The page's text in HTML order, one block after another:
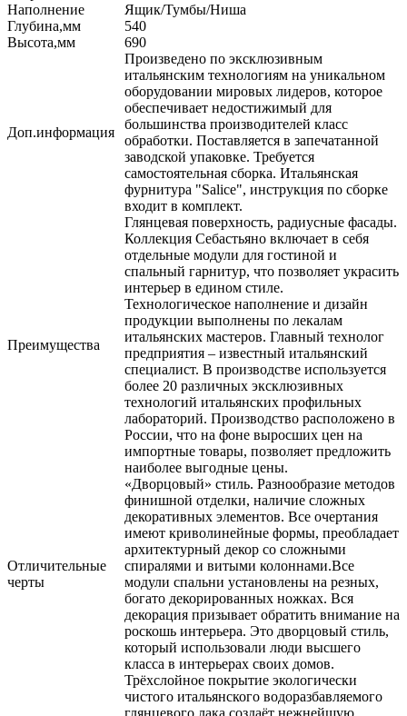
Наполнение
Ящик/Тумбы/Ниша
Глубина,мм
540
Высота,мм
690
Доп.информация
Произведено по эксклюзивным
итальянским технологиям на уникальном
оборудовании мировых лидеров, которое
обеспечивает недостижимый для
большинства производителей класс
обработки. Поставляется в запечатанной
заводской упаковке. Требуется
самостоятельная сборка. Итальянская
фурнитура "Salice", инструкция по сборке
входит в комплект.
Преимущества
Глянцевая поверхность, радиусные фасады.
Коллекция Себастьяно включает в себя
отдельные модули для гостиной и
спальный гарнитур, что позволяет украсить
интерьер в едином стиле.
Технологическое наполнение и дизайн
продукции выполнены по лекалам
итальянских мастеров. Главный технолог
предприятия – известный итальянский
специалист. В производстве используется
более 20 различных эксклюзивных
технологий итальянских профильных
лабораторий. Производство расположено в
России, что на фоне выросших цен на
импортные товары, позволяет предложить
наиболее выгодные цены.
Отличительные
черты
«Дворцовый» стиль. Разнообразие методов
финишной отделки, наличие сложных
декоративных элементов. Все очертания
имеют криволинейные формы, преобладает
архитектурный декор со сложными
спиралями и витыми колоннами.Все
модули спальни установлены на резных,
богато декорированных ножках. Вся
декорация призывает обратить внимание на
роскошь интерьера. Это дворцовый стиль,
который использовали люди высшего
класса в интерьерах своих домов.
Трёхслойное покрытие экологически
чистого итальянского водоразбавляемого